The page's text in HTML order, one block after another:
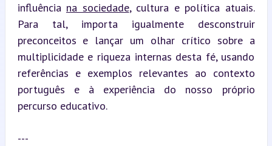
influência na sociedade, cultura e política atuais.
Para tal, importa igualmente desconstruir
preconceitos e lançar um olhar crítico sobre a
multiplicidade e riqueza internas desta fé, usando
referências e exemplos relevantes ao contexto
português e à experiência do nosso próprio
percurso educativo.
---